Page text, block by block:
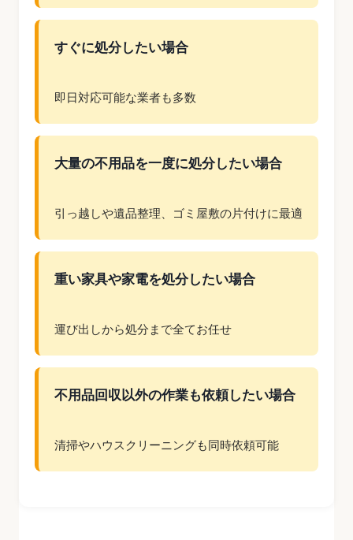
すぐに処分したい場合
即日対応可能な業者も多数
大量の不用品を一度に処分したい場合
引っ越しや遺品整理、ゴミ屋敷の片付けに最適
重い家具や家電を処分したい場合
運び出しから処分まで全てお任せ
不用品回収以外の作業も依頼したい場合
清掃やハウスクリーニングも同時依頼可能